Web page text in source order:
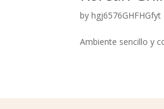
byhgj6576GHFHGfyt
Ambiente sencillo y